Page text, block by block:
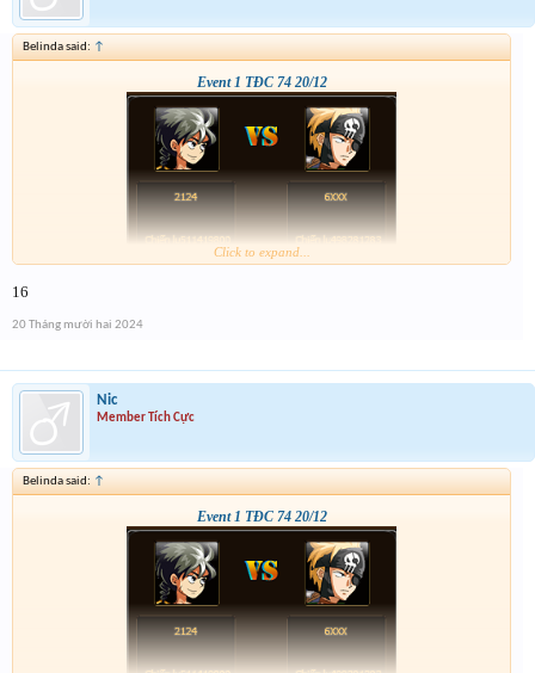
Belinda said: ↑
Event 1 TĐC 74 20/12
Click to expand...
16
20 Tháng mười hai 2024
Nic
Member Tích Cực
Belinda said: ↑
Event 1 TĐC 74 20/12